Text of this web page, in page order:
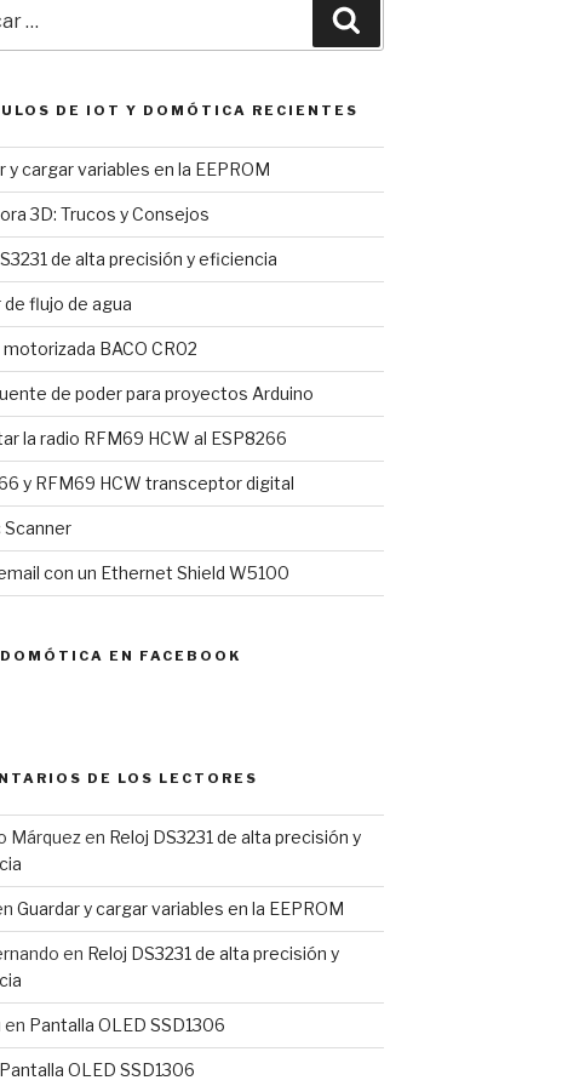
DE IOT Y DOMÓTICA RECIENTES
y cargar variables en la EEPROM
3D: Trucos y Consejos
de alta precisión y eficiencia
flujo de agua
motorizada BACO CR02
de poder para proyectos Arduino
la radio RFM69 HCW al ESP8266
y RFM69 HCW transceptor digital
Scanner
con un Ethernet Shield W5100
EN FACEBOOK
DE LOS LECTORES
Márquezen Reloj DS3231 de alta precisión y
Guardar y cargar variables en la EEPROM
en Reloj DS3231 de alta precisión y
en Pantalla OLED SSD1306
Pantalla OLED SSD1306